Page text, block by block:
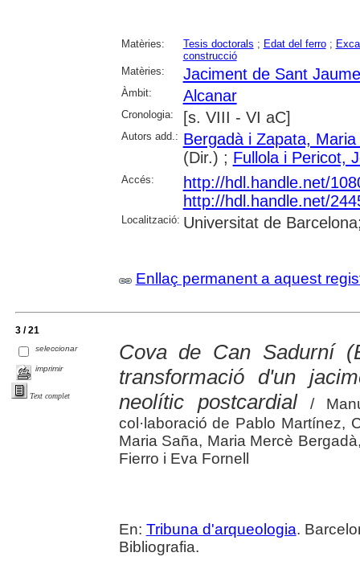
Matèries: Tesis doctorals ; Edat del ferro;
construcció
Matèries:
Jaciment de Sant
Àmbit: Alcanar
Cronologia: [s. VIII - VI aC]
Autors add.: Bergadà i Zapata,
(Dir.) ; Fullola i Pericot,
Accés:
http://hdl.handle.net/
http://hdl.handle.net/
Localització: Universitat de
Enllaç permanent a aquest
3 / 21
seleccionar
imprimir
Text complet
Cova de Can Sadurní
transformació d'un
neolític postcardial /
col·laboració de Pablo Martínez,
Maria Saña, Maria Mercè
Fierro i Eva Fornell
En: Tribuna d'arqueologia.
Bibliografia.